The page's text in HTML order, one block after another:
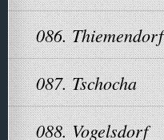
086. Thiemendorf
087. Tschocha
088. Vogelsdorf